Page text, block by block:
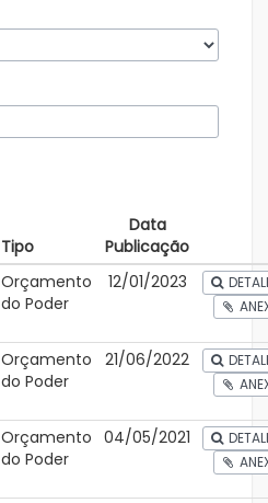
Tipo
Data
Publicação
Orçamento
do Poder
12/01/2023
Orçamento
do Poder
21/06/2022
Orçamento
do Poder
04/05/2021